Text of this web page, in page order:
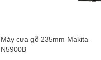
Máy cưa gỗ 235mm Makita
N5900B